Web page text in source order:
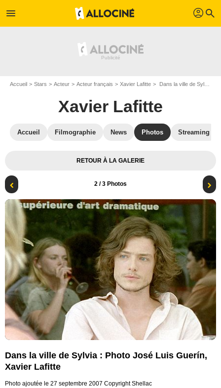
menu profil search
Accueil Stars Acteur Acteur français Xavier Lafitte Dans la ville de Sylvia : Photo José Luis Guerín, Xavier Lafitte
Xavier Lafitte
Accueil Filmographie News Photos Streaming
RETOUR À LA GALERIE
2 / 3 Photos
Dans la ville de Sylvia : Photo José Luis Guerín,
Xavier Lafitte
Photo ajoutée le 27 septembre 2007 Copyright Shellac